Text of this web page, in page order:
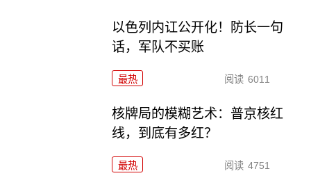
以色列内讧公开化！防长一句
话，军队不买账
最热 阅读 6011
核牌局的模糊艺术：普京核红
线，到底有多红？
最热 阅读 4751